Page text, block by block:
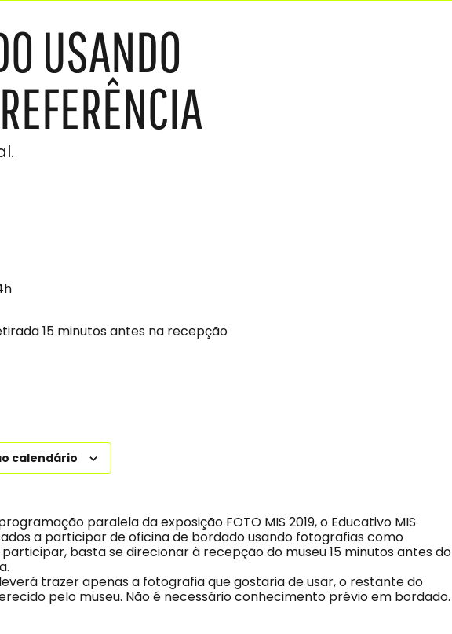
USANDO
15 minutos antes na recepção
calendário
paralela da exposição FOTO MIS 2019, o Educativo MIS
a participar de oficina de bordado usando fotografias como
basta se direcionar à recepção do museu 15 minutos antes do
trazer apenas a fotografia que gostaria de usar, o restante do
pelo museu. Não é necessário conhecimento prévio em bordado.